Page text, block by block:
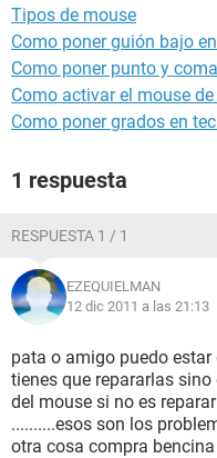
Tipos de mouse
Como poner guión bajo
Como poner punto y
Como activar el mouse
Como poner grados en
1 respuesta
RESPUESTA 1 / 1
EZEQUIELMAN
12 dic 2011 a las 21:13
pata o amigo puedo
tienes que repararlas
del mouse si no es
..........esos son los
otra cosa compra bencina